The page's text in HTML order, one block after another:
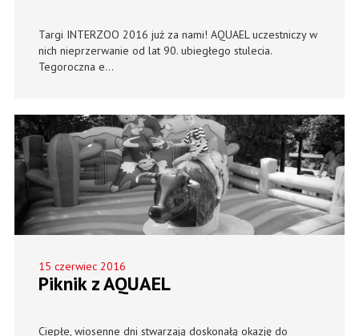
Targi INTERZOO 2016 już za nami! AQUAEL uczestniczy w
nich nieprzerwanie od lat 90. ubiegłego stulecia.
Tegoroczna e...
15 czerwiec 2016
Piknik z AQUAEL
Ciepłe, wiosenne dni stwarzają doskonałą okazję do